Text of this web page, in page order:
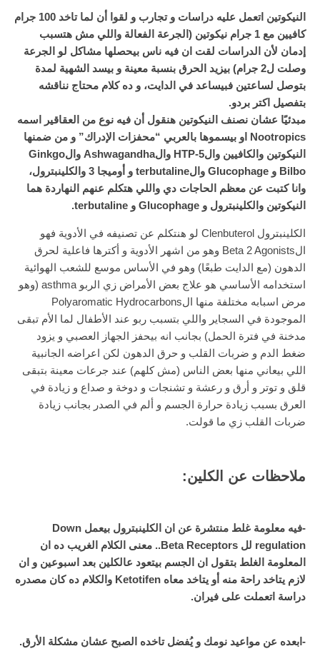
النيكوتين اتعمل عليه دراسات و تجارب و لقوا أن لما تاخد 100 جرام
كافيين مع 1 جرام نيكوتين (الجرعة الفعالة واللي مش هتسبب
إدمان لأن الدراسات لقت ان فيه ناس بيحصلها مشاكل لو الجرعة
وصلت ل2 جرام) بيزيد الحرق بنسبة معينة و بيسد الشهية لمدة
بتوصل لساعتين فبيساعد في الدايت، و ده كلام محتاج نناقشه
بتفصيل اكتر بردو.
مبدئيًا عشان نصنف النيكوتين هنقول أن فيه نوع من العقاقير اسمه
Nootropics او بيسموها بالعربي “محفزات الإدراك” و من ضمنها
النيكوتين والكافيين وال5-HTP والAshwagandha والGinkgo
Bilbo و Glucophage والterbutaline و أوميجا 3 والكلينبترول،
وانا كتبت عن معظم الحاجات دي واللي هتكلم عنهم النهاردة هما
النيكوتين والكلينبترول و Glucophage و terbutaline.
الكلينبترول Clenbuterol لو هنتكلم عن تصنيفه في الأدوية فهو
الBeta 2 Agonists وهو من اشهر الأدوية و أكترها فاعلية لحرق
الدهون (مع الدايت طبعًا) وهو في الأساس موسع للشعب الهوائية
استخدامه الأساسي هو علاج بعض الأمراض زي الربو asthma (وهو
مرض اسبابه مختلفة منها الPolyaromatic Hydrocarbons
الموجودة في السجاير واللي بتسبب ربو عند الأطفال لما الأم تبقى
مدخنة في فترة الحمل) بجانب انه بيحفز الجهاز العصبي و يزود
ضغط الدم و ضربات القلب و حرق الدهون لكن اعراضه الجانبية
اللي بيعاني منها بعض الناس (مش كلهم) عند جرعات معينة بتبقى
قلق و توتر و أرق و رعشة و تشنجات و دوخة و صداع و زيادة في
العرق بسبب زيادة حرارة الجسم و ألم في الصدر بجانب زيادة
ضربات القلب زي ما قولت.
ملاحظات عن الكلين:
-فيه معلومة غلط منتشرة عن ان الكلينبترول بيعمل Down
regulation لل Beta Receptors.. معنى الكلام الغريب ده ان
المعلومة الغلط بتقول ان الجسم بيتعود عالكلين بعد اسبوعين و ان
لازم يتاخد راحة منه أو يتاخد معاه Ketotifen والكلام ده كان مصدره
دراسة اتعملت على فيران.
-ابعده عن مواعيد نومك و يُفضل تاخده الصبح عشان مشكلة الأرق.